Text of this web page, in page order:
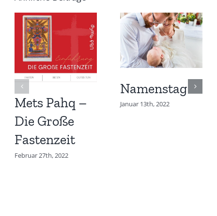
Mets Pahq –
Die Große
Fastenzeit
Februar 27th, 2022
Namenstag
Januar 13th, 2022